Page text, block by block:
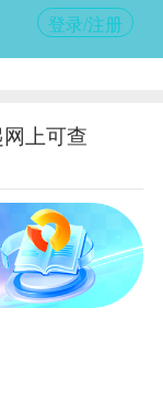
登录/注册
上可查